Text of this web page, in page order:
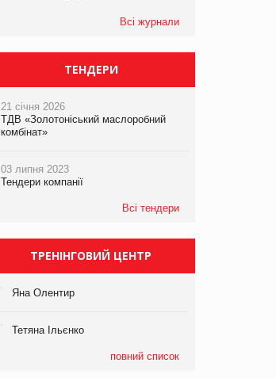
виробництва
компанії «УкраМарин»
Всі журнали
ТЕНДЕРИ
21 січня 2026
ТДВ «Золотоніський маслоробний
комбінат»
03 липня 2023
Тендери компанії
Всі тендери
ТРЕНІНГОВИЙ ЦЕНТР
Яна Олентир
Тетяна Ільєнко
повний список